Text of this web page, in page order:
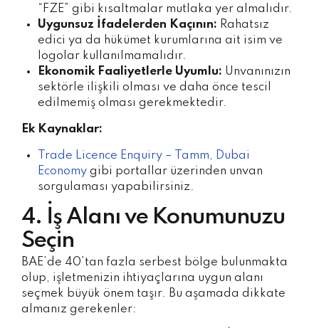
“FZE” gibi kısaltmalar mutlaka yer almalıdır.
Uygunsuz İfadelerden Kaçının: Rahatsız
edici ya da hükümet kurumlarına ait isim ve
logolar kullanılmamalıdır.
Ekonomik Faaliyetlerle Uyumlu: Unvanınızın
sektörle ilişkili olması ve daha önce tescil
edilmemiş olması gerekmektedir.
Ek Kaynaklar:
Trade Licence Enquiry – Tamm, Dubai
Economygibi portallar üzerinden unvan
sorgulaması yapabilirsiniz.
4. İş Alanı ve Konumunuzu
Seçin
BAE’de 40’tan fazla serbest bölge bulunmakta
olup, işletmenizin ihtiyaçlarına uygun alanı
seçmek büyük önem taşır. Bu aşamada dikkate
almanız gerekenler: